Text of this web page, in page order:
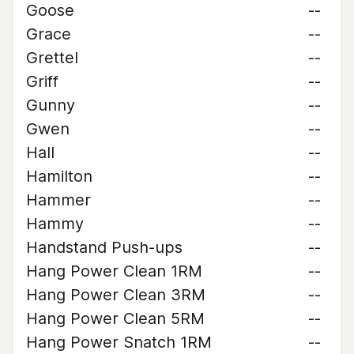
Goose
--
Grace
--
Grettel
--
Griff
--
Gunny
--
Gwen
--
Hall
--
Hamilton
--
Hammer
--
Hammy
--
Handstand Push-ups
--
Hang Power Clean 1RM
--
Hang Power Clean 3RM
--
Hang Power Clean 5RM
--
Hang Power Snatch 1RM
--